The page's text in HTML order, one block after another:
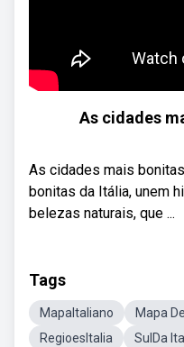
As cidades
As cidades mais
bonitas da Itália, unem
belezas naturais, que ...
Tags
MapaItaliano
Mapa
RegioesItalia
SulDa